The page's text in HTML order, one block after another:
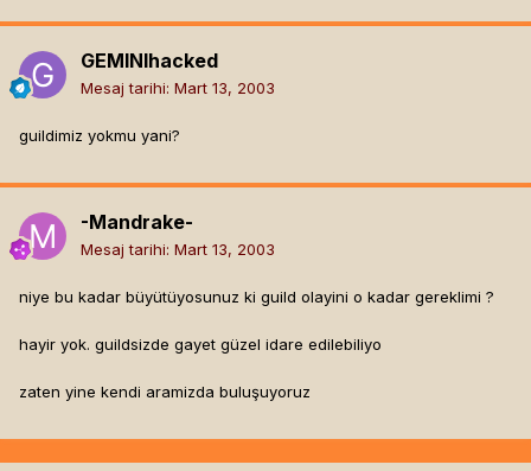
GEMINIhacked
Mesaj tarihi: Mart 13, 2003
guildimiz yokmu yani?
-Mandrake-
Mesaj tarihi: Mart 13, 2003
niye bu kadar büyütüyosunuz ki guild olayini o kadar gereklimi ?
hayir yok. guildsizde gayet güzel idare edilebiliyo
zaten yine kendi aramizda buluşuyoruz